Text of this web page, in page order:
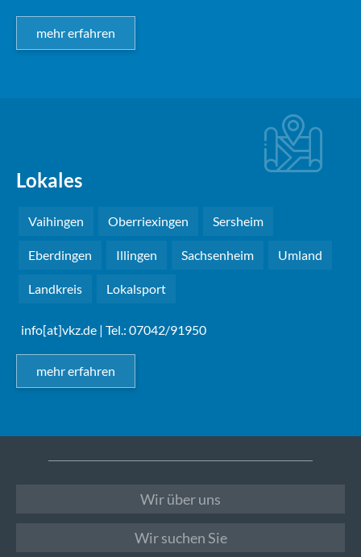
mehr erfahren
Lokales
Vaihingen Oberriexingen Sersheim
Eberdingen Illingen Sachsenheim Umland
Landkreis Lokalsport
info[at]vkz.de | Tel.: 07042/91950
mehr erfahren
Wir über uns
Wir suchen Sie